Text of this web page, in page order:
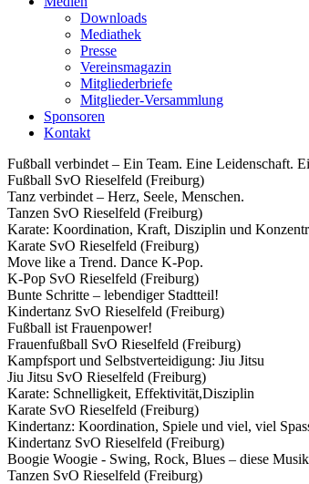
Downloads
Mediathek
Presse
Vereinsmagazin
Mitgliederbriefe
Mitglieder-Versammlung
Sponsoren
Kontakt
Fußball verbindet – Ein Team. Eine Leidenschaft.
Fußball SvO Rieselfeld (Freiburg)
Tanz verbindet – Herz, Seele, Menschen.
Tanzen SvO Rieselfeld (Freiburg)
Karate: Koordination, Kraft, Disziplin und
Karate SvO Rieselfeld (Freiburg)
Move like a Trend. Dance K-Pop.
K-Pop SvO Rieselfeld (Freiburg)
Bunte Schritte – lebendiger Stadtteil!
Kindertanz SvO Rieselfeld (Freiburg)
Fußball ist Frauenpower!
Frauenfußball SvO Rieselfeld (Freiburg)
Kampfsport und Selbstverteidigung: Jiu Jitsu
Jiu Jitsu SvO Rieselfeld (Freiburg)
Karate: Schnelligkeit, Effektivität,Disziplin
Karate SvO Rieselfeld (Freiburg)
Kindertanz: Koordination, Spiele und viel, viel
Kindertanz SvO Rieselfeld (Freiburg)
Boogie Woogie - Swing, Rock, Blues – diese
Tanzen SvO Rieselfeld (Freiburg)